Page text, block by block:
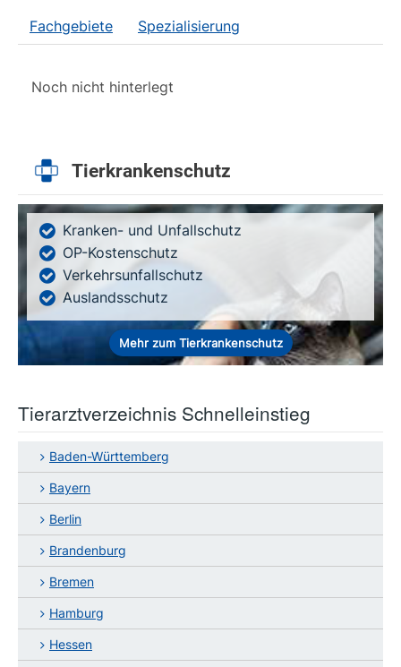
Fachgebiete Spezialisierung
Noch nicht hinterlegt
Tierkrankenschutz
Kranken- und Unfallschutz
OP-Kostenschutz
Verkehrsunfallschutz
Auslandsschutz
Mehr zum Tierkrankenschutz
Tierarztverzeichnis Schnelleinstieg
Baden-Württemberg
Bayern
Berlin
Brandenburg
Bremen
Hamburg
Hessen